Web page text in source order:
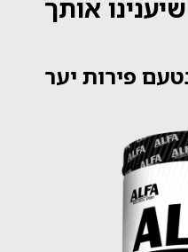
אותך
פירות יער